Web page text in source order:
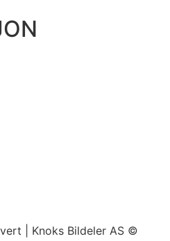
| Knoks Bildeler AS ©